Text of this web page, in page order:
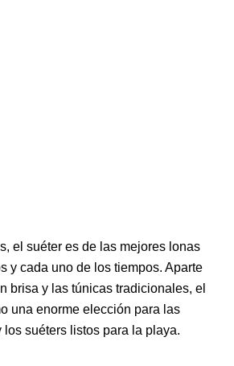
el suéter es de las mejores lonas
y cada uno de los tiempos. Aparte
brisa y las túnicas tradicionales, el
una enorme elección para las
suéters listos para la playa.